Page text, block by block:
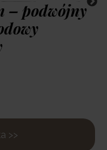
– podwójny
Dodaj to koszyka >>